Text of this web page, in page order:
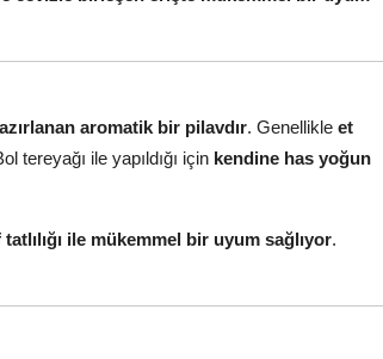
aromatik bir pilavdır. Genellikle et
tereyağı ile yapıldığı için kendine has yoğun
ile mükemmel bir uyum sağlıyor.